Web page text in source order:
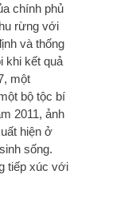
chính phủ
rừng với
và thống
khi kết quả
một
bộ tộc bí
2011, ảnh
hiện ở
sống.
tiếp xúc với